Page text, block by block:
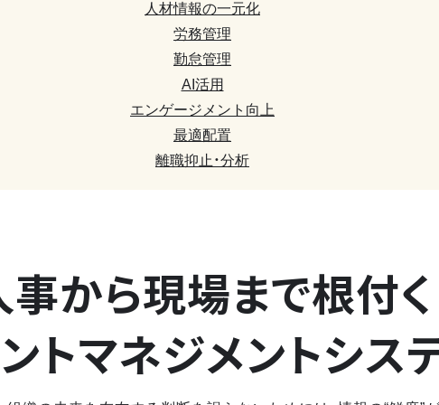
人材情報の一元化
労務管理
勤怠管理
AI活用
エンゲージメント向上
最適配置
離職抑止・分析
事から現場まで根付く
トマネジメントシス